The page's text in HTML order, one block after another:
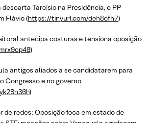
Tarcísio na Presidência, e PP
Flávio (https://tinyurl.com/deh8cfh7)
antecipa costuras e tensiona oposição
)
antigos aliados a se candidatarem para
Congresso e no governo
)
de redes: Oposição foca em estado de